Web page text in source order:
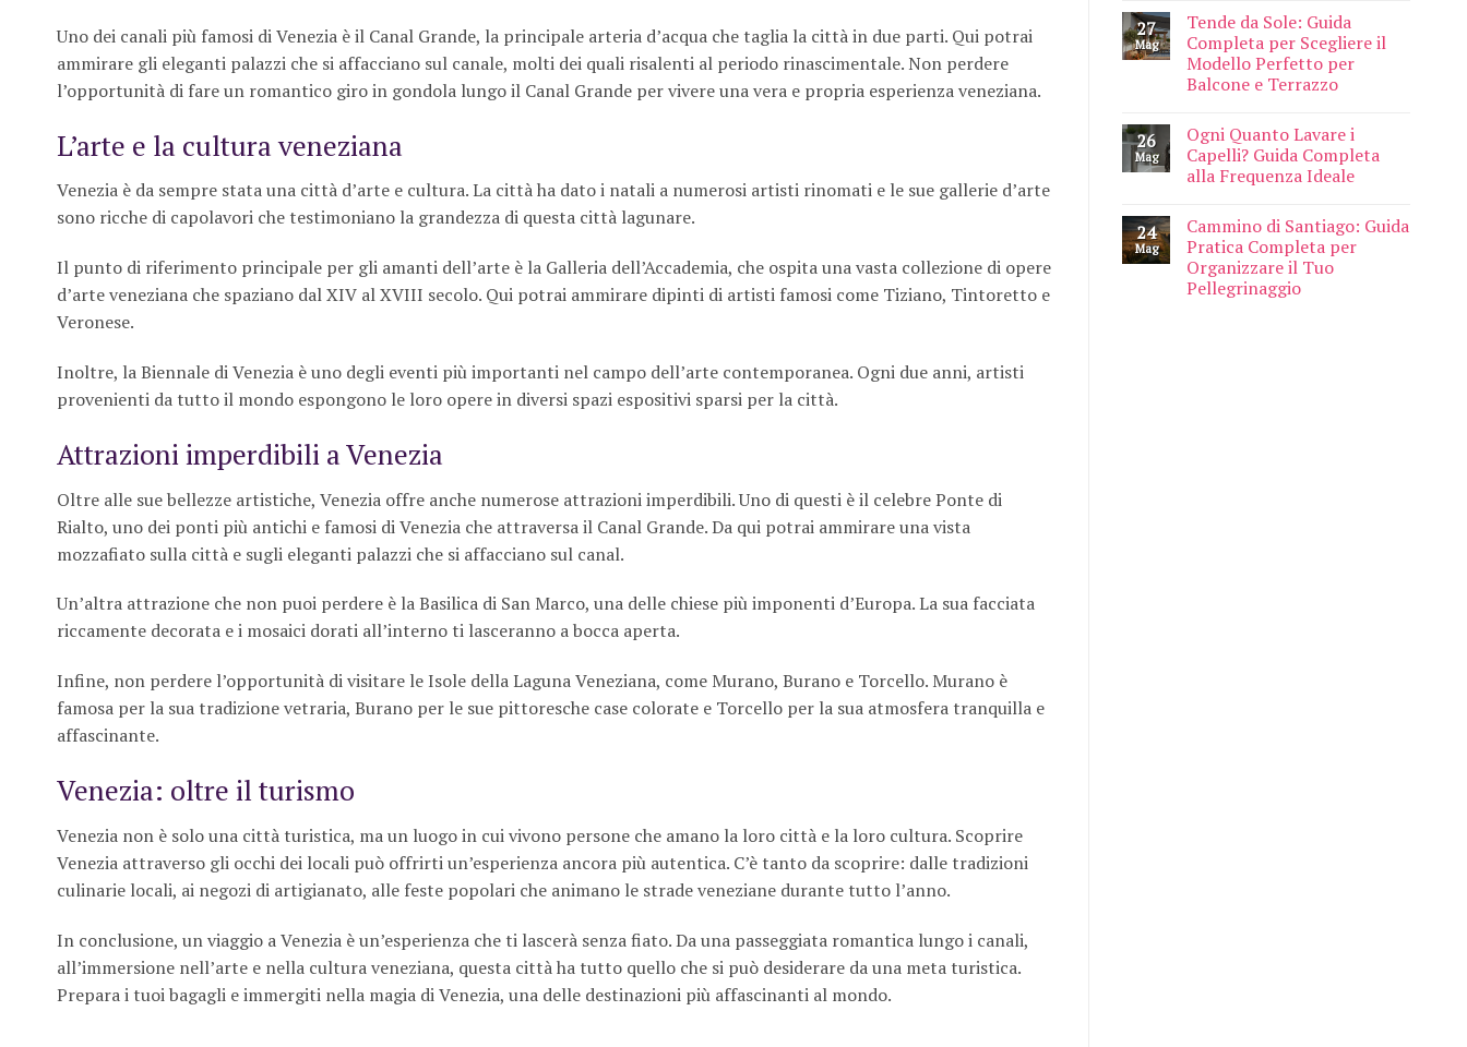
Uno dei canali più famosi di Venezia è il Canal Grande, la principale arteria d’acqua che taglia la città in due parti. Qui potrai
ammirare gli eleganti palazzi che si affacciano sul canale, molti dei quali risalenti al periodo rinascimentale. Non perdere
l’opportunità di fare un romantico giro in gondola lungo il Canal Grande per vivere una vera e propria esperienza veneziana.
L’arte e la cultura veneziana
Venezia è da sempre stata una città d’arte e cultura. La città ha dato i natali a numerosi artisti rinomati e le sue gallerie d’arte
sono ricche di capolavori che testimoniano la grandezza di questa città lagunare.
Il punto di riferimento principale per gli amanti dell’arte è la Galleria dell’Accademia, che ospita una vasta collezione di opere
d’arte veneziana che spaziano dal XIV al XVIII secolo. Qui potrai ammirare dipinti di artisti famosi come Tiziano, Tintoretto e
Veronese.
Inoltre, la Biennale di Venezia è uno degli eventi più importanti nel campo dell’arte contemporanea. Ogni due anni, artisti
provenienti da tutto il mondo espongono le loro opere in diversi spazi espositivi sparsi per la città.
Attrazioni imperdibili a Venezia
Oltre alle sue bellezze artistiche, Venezia offre anche numerose attrazioni imperdibili. Uno di questi è il celebre Ponte di
Rialto, uno dei ponti più antichi e famosi di Venezia che attraversa il Canal Grande. Da qui potrai ammirare una vista
mozzafiato sulla città e sugli eleganti palazzi che si affacciano sul canal.
Un’altra attrazione che non puoi perdere è la Basilica di San Marco, una delle chiese più imponenti d’Europa. La sua facciata
riccamente decorata e i mosaici dorati all’interno ti lasceranno a bocca aperta.
Infine, non perdere l’opportunità di visitare le Isole della Laguna Veneziana, come Murano, Burano e Torcello. Murano è
famosa per la sua tradizione vetraria, Burano per le sue pittoresche case colorate e Torcello per la sua atmosfera tranquilla e
affascinante.
Venezia: oltre il turismo
Venezia non è solo una città turistica, ma un luogo in cui vivono persone che amano la loro città e la loro cultura. Scoprire
Venezia attraverso gli occhi dei locali può offrirti un’esperienza ancora più autentica. C’è tanto da scoprire: dalle tradizioni
culinarie locali, ai negozi di artigianato, alle feste popolari che animano le strade veneziane durante tutto l’anno.
In conclusione, un viaggio a Venezia è un’esperienza che ti lascerà senza fiato. Da una passeggiata romantica lungo i canali,
all’immersione nell’arte e nella cultura veneziana, questa città ha tutto quello che si può desiderare da una meta turistica.
Prepara i tuoi bagagli e immergiti nella magia di Venezia, una delle destinazioni più affascinanti al mondo.
27
Mag
Tende da Sole: Guida
Completa per Scegliere il
Modello Perfetto per
Balcone e Terrazzo
26
Mag
Ogni Quanto Lavare i
Capelli? Guida Completa
alla Frequenza Ideale
24
Mag
Cammino di Santiago: Guida
Pratica Completa per
Organizzare il Tuo
Pellegrinaggio